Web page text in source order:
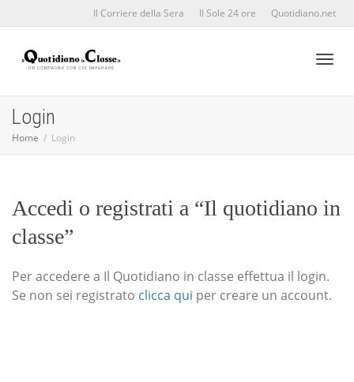
Il Corriere della Sera Il Sole 24 ore Quotidiano.net
Login
Home Login
Accedi o registrati a “Il quotidiano in
classe”
Per accedere a Il Quotidiano in classe effettua il login.
Se non sei registrato clicca qui per creare un account.